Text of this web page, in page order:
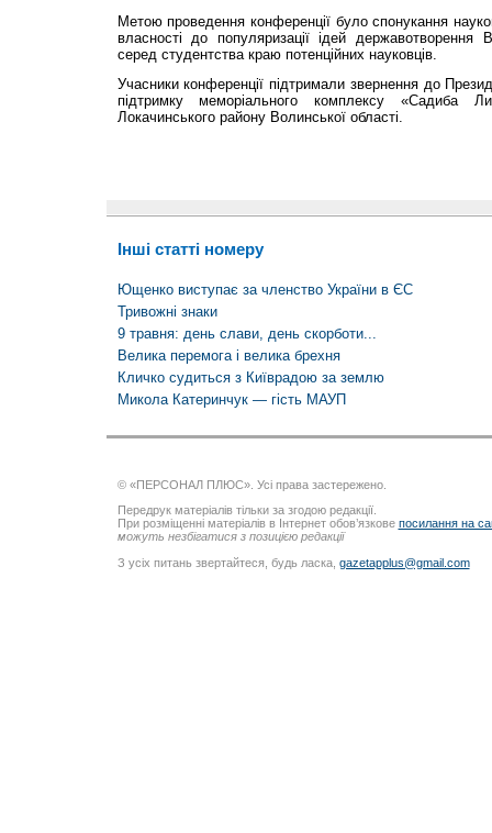
Метою проведення конференції було спонукання
власності до популяризації ідей
серед студентства краю потенційних науковців.
Учасники конференції підтримали звернення до
підтримку меморіального комплексу «Садиба
Локачинського району Волинської області.
Інші статті номеру
Ющенко виступає за членство України в ЄС
Тривожні знаки
9 травня: день слави, день скорботи...
Велика перемога і велика брехня
Кличко судиться з Київрадою за землю
Микола Катеринчук — гість МАУП
© «ПЕРСОНАЛ ПЛЮС». Усі права застережено.
Передрук матеріалів тільки за згодою редакції.
При розміщенні матеріалів в Інтернет обов’язкове посилання на
можуть незбігатися з позицією редакції
З усіх питань звертайтеся, будь ласка, gazetapplus@gmail.com